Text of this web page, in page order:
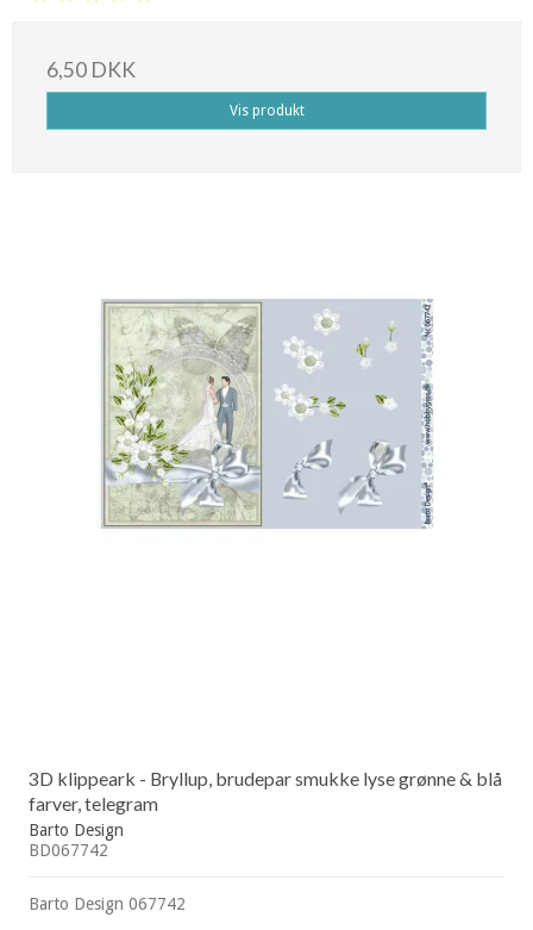
6,50 DKK
Vis produkt
3D klippeark - Bryllup, brudepar smukke lyse grønne & blå
farver, telegram
Barto Design
BD067742
Barto Design 067742